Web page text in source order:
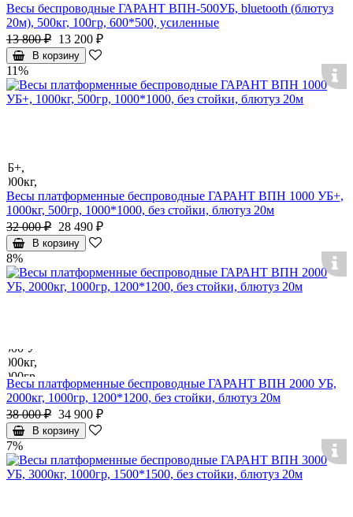
Весы беспроводные ГАРАНТ ВПН-500УБ, bluetooth (блютуз
20м), 500кг, 100гр, 600*500, усиленные
13 800 ₽ 13 200 ₽
В корзину
11%
Весы платформенные беспроводные ГАРАНТ ВПН 1000 УБ+,
1000кг, 500гр, 1000*1000, без стойки, блютуз 20м
32 000 ₽ 28 490 ₽
В корзину
8%
Весы платформенные беспроводные ГАРАНТ ВПН 2000 УБ,
2000кг, 1000гр, 1200*1200, без стойки, блютуз 20м
38 000 ₽ 34 900 ₽
В корзину
7%